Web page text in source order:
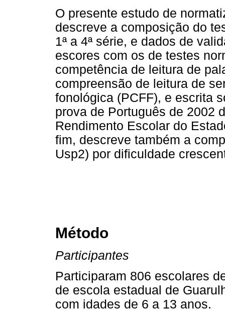
O presente estudo de
descreve a composição do
1ª a 4ª série, e dados de
escores com os de testes
competência de leitura de
compreensão de leitura de
fonológica (PCFF), e escrita
prova de Português de 2002
Rendimento Escolar do
fim, descreve também a
Usp2) por dificuldade
Método
Participantes
Participaram 806 escolares
de escola estadual de
com idades de 6 a 13 anos.